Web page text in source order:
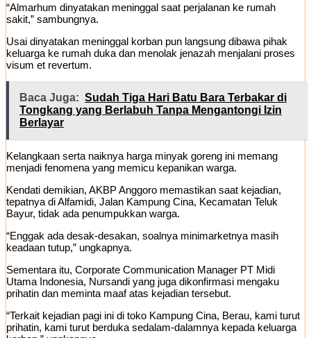
“Almarhum dinyatakan meninggal saat perjalanan ke rumah
sakit,” sambungnya.
Usai dinyatakan meninggal korban pun langsung dibawa pihak
keluarga ke rumah duka dan menolak jenazah menjalani proses
visum et revertum.
Baca Juga: Sudah Tiga Hari Batu Bara Terbakar di
Tongkang yang Berlabuh Tanpa Mengantongi Izin
Berlayar
Kelangkaan serta naiknya harga minyak goreng ini memang
menjadi fenomena yang memicu kepanikan warga.
Kendati demikian, AKBP Anggoro memastikan saat kejadian,
tepatnya di Alfamidi, Jalan Kampung Cina, Kecamatan Teluk
Bayur, tidak ada penumpukkan warga.
“Enggak ada desak-desakan, soalnya minimarketnya masih
keadaan tutup,” ungkapnya.
Sementara itu, Corporate Communication Manager PT Midi
Utama Indonesia, Nursandi yang juga dikonfirmasi mengaku
prihatin dan meminta maaf atas kejadian tersebut.
“Terkait kejadian pagi ini di toko Kampung Cina, Berau, kami turut
prihatin, kami turut berduka sedalam-dalamnya kepada keluarga